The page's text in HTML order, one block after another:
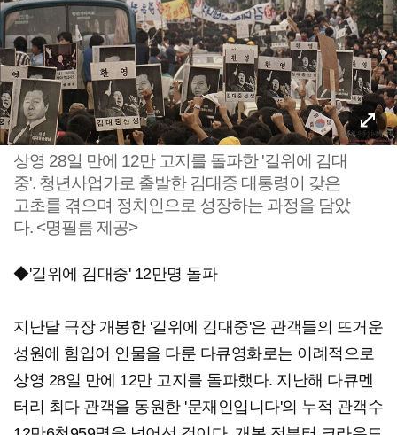
상영 28일 만에 12만 고지를 돌파한 '길위에 김대
중'. 청년사업가로 출발한 김대중 대통령이 갖은
고초를 겪으며 정치인으로 성장하는 과정을 담았
다. <명필름 제공>
◆'길위에 김대중' 12만명 돌파
지난달 극장 개봉한 '길위에 김대중'은 관객들의 뜨거운
성원에 힘입어 인물을 다룬 다큐영화로는 이례적으로
상영 28일 만에 12만 고지를 돌파했다. 지난해 다큐멘
터리 최다 관객을 동원한 '문재인입니다'의 누적 관객수